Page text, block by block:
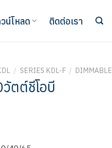
น์โหลด ติดต่อเรา
/ SERIES KDL-F / DIMMABLE
ตต์ชีโอบี